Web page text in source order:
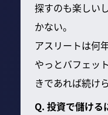
探すのも楽しい
かない。
アスリートは何
やっとバフェッ
きであれば続け
Q. 投資で儲ける